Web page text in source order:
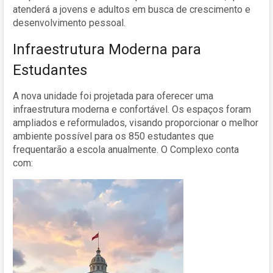
atenderá a jovens e adultos em busca de crescimento e
desenvolvimento pessoal.
Infraestrutura Moderna para
Estudantes
A nova unidade foi projetada para oferecer uma
infraestrutura moderna e confortável. Os espaços foram
ampliados e reformulados, visando proporcionar o melhor
ambiente possível para os 850 estudantes que
frequentarão a escola anualmente. O Complexo conta
com: